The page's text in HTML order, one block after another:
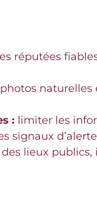
réputées
: limiter les
signaux
lieux